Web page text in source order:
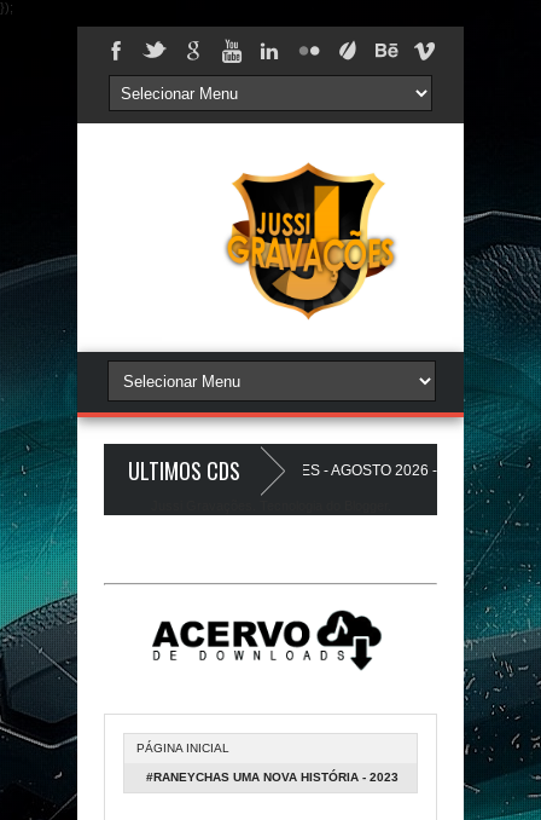
});
ULTIMOS CDS
17.0 - A PLAYLIST DOS PAREDÕES - AGOSTO 2026 - O ZeRo Um é
A Favela Ta Gostosa 5.0 - LANÇAMENTO - JUSSIGRAVACOES.com
PÁGINA INICIAL
#RANEYCHAS UMA NOVA HISTÓRIA - 2023